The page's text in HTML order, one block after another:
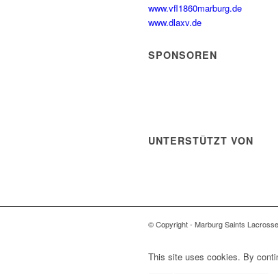
www.vfl1860marburg.de
www.dlaxv.de
SPONSOREN
UNTERSTÜTZT VON
© Copyright - Marburg Saints
This site uses cookies. By